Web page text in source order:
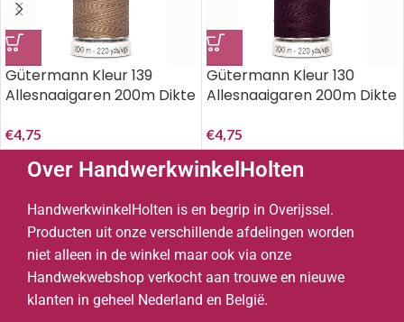
Gütermann Kleur 139
Allesnaaigaren 200m Dikte
€4,75
Gütermann Kleur 130
Allesnaaigaren 200m Dikte
€4,75
Over HandwerkwinkelHolten
HandwerkwinkelHolten is en begrip in Overijssel.
Producten uit onze verschillende afdelingen worden
niet alleen in de winkel maar ook via onze
Handwekwebshop verkocht aan trouwe en nieuwe
klanten in geheel Nederland en België.